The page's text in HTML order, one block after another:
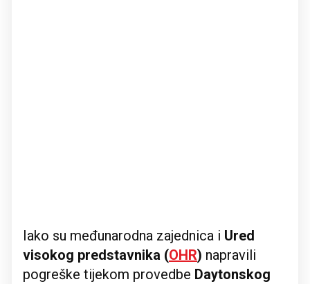
Iako su međunarodna zajednica i Ured
visokog predstavnika (OHR) napravili
pogreške tijekom provedbe Daytonskog